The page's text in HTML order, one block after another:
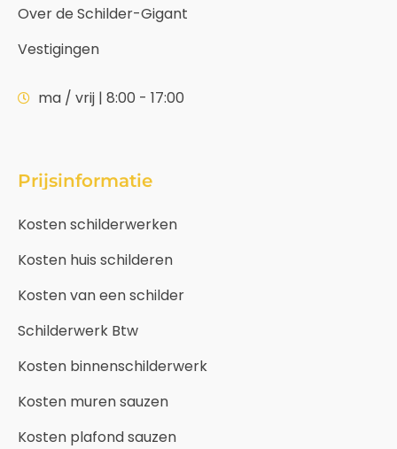
Over de Schilder-Gigant
Vestigingen
ma / vrij | 8:00 - 17:00
Prijsinformatie
Kosten schilderwerken
Kosten huis schilderen
Kosten van een schilder
Schilderwerk Btw
Kosten binnenschilderwerk
Kosten muren sauzen
Kosten plafond sauzen